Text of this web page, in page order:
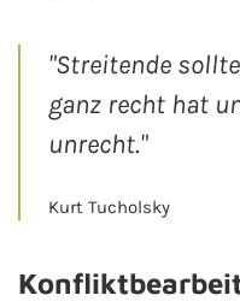
"Streitende
ganz recht hat
unrecht."
Kurt Tucholsky